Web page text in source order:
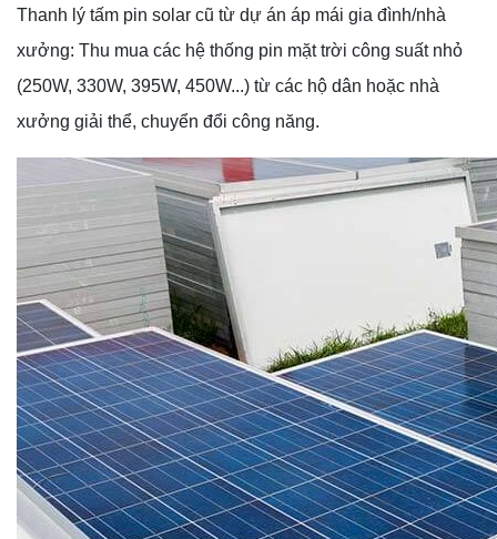
Thanh lý tấm pin solar cũ từ dự án áp mái gia đình/nhà
xưởng: Thu mua các hệ thống pin mặt trời công suất nhỏ
(250W, 330W, 395W, 450W...) từ các hộ dân hoặc nhà
xưởng giải thể, chuyển đổi công năng.